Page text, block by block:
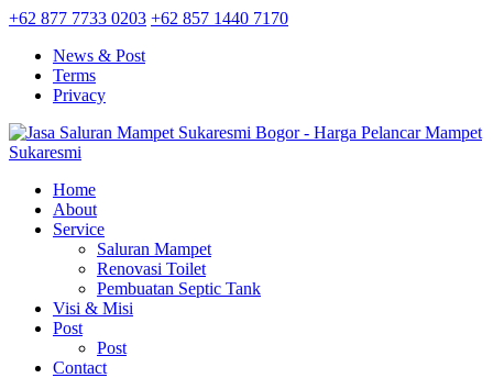
+62 877 7733 0203 +62 857 1440 7170
News & Post
Terms
Privacy
Home
About
Service
Saluran Mampet
Renovasi Toilet
Pembuatan Septic Tank
Visi & Misi
Post
Post
Contact